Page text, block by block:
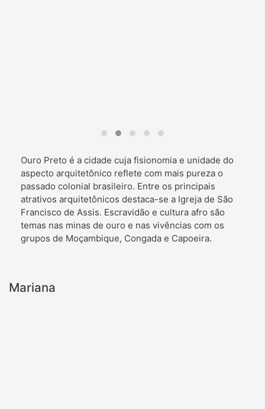
Ouro Preto é a cidade cuja fisionomia e unidade do
aspecto arquitetônico reflete com mais pureza o
passado colonial brasileiro. Entre os principais
atrativos arquitetônicos destaca-se a Igreja de São
Francisco de Assis. Escravidão e cultura afro são
temas nas minas de ouro e nas vivências com os
grupos de Moçambique, Congada e Capoeira.
Mariana